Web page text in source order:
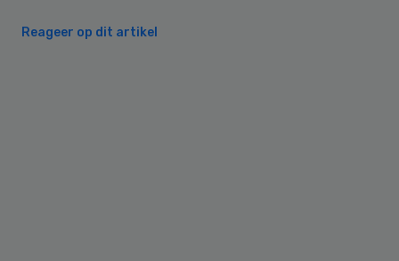
Reageer op dit artikel